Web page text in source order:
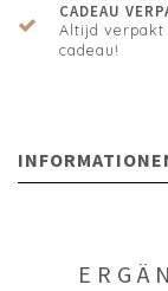
CADEAU
Altijd
cadeau!